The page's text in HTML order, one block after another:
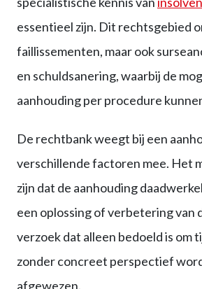
essentieel zijn. Dit rechtsgebied
faillissementen, maar ook
en schuldsanering, waarbij de
aanhouding per procedure
De rechtbank weegt bij een
verschillende factoren mee. Het
zijn dat de aanhouding
een oplossing of verbetering van
verzoek dat alleen bedoeld is om
zonder concreet perspectief
afgewezen.